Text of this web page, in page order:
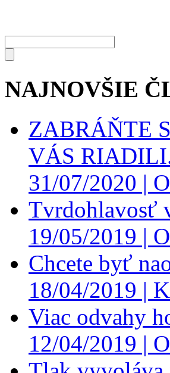
NAJNOVŠIE
ZABRÁŇTE
VÁS
31/07/2020 |
Tvrdohlavosť
19/05/2019 |
Chcete byť
18/04/2019 |
Viac odvahy
12/04/2019 |